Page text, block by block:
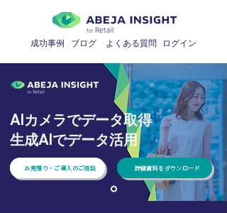
成功事例 ブログ よくある質問 ​ログイン
AIカメラでデータ取得
生成AIでデータ活用
お見積り・ご導入のご相談 詳細資料をダウンロード